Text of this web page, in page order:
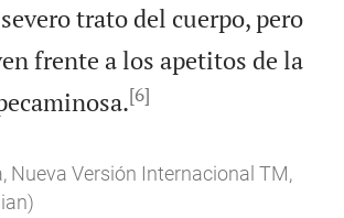
trato del cuerpo, pero
frente a los apetitos de la
[6]
Nueva Versión Internacional TM,